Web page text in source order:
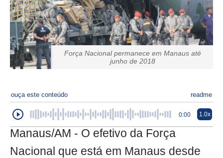
Força Nacional permanece em Manaus até
junho de 2018
ouça este conteúdo readme
0:00 1.0x
Manaus/AM - O efetivo da Força
Nacional que está em Manaus desde